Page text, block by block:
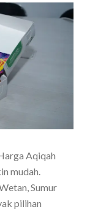
Aqiqah
mudah.
Sumur
pilihan